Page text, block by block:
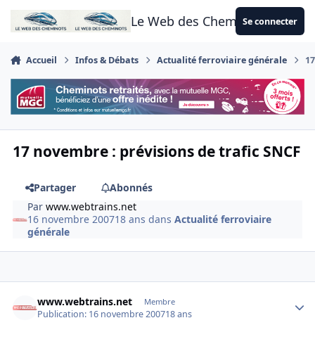
Aller au contenu
Le Web des CheminotsSe connecter
Accueil Infos & Débats Actualité ferroviaire générale
17 novembre : prévisions de trafic SNCF
Partager
Abonnés
Parwww.webtrains.net
16 novembre 200718 ans dansActualité ferroviaire
générale
www.webtrains.net Membre
Publication: 16 novembre 200718 ans